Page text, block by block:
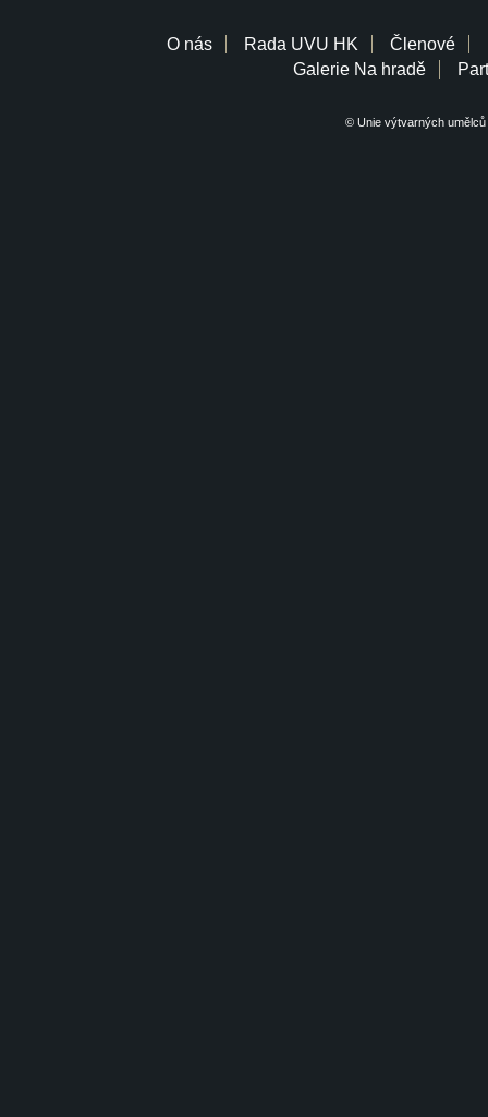
O nás Rada UVU HK Členové
Galerie Na hradě
© Unie výtvarných